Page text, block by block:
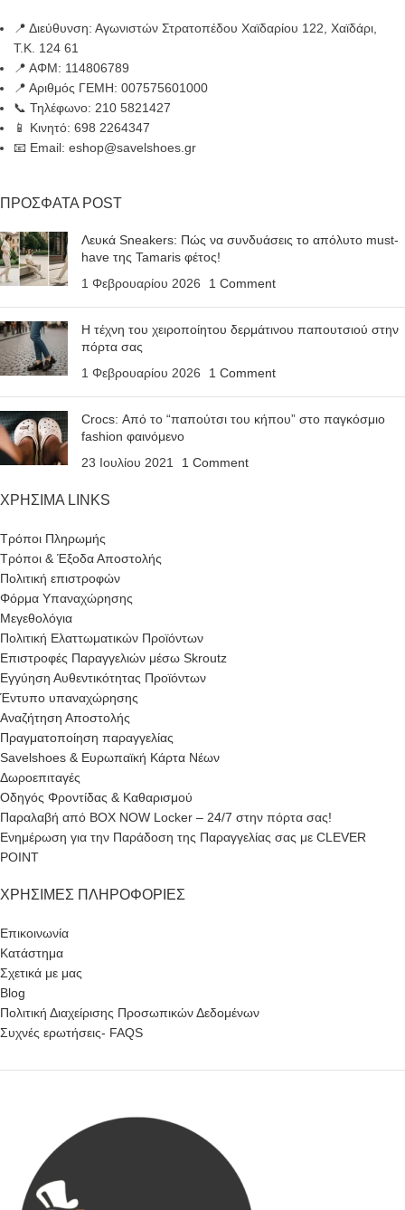
📍 Διεύθυνση: Αγωνιστών Στρατοπέδου Χαϊδαρίου 122, Χαϊδάρι,
Τ.Κ. 124 61
📍 ΑΦΜ: 114806789
📍 Αριθμός ΓΕΜΗ: 007575601000
📞 Τηλέφωνο: 210 5821427
📱 Κινητό: 698 2264347
📧 Email: eshop@savelshoes.gr
ΠΡΟΣΦΑΤΑ POST
Λευκά Sneakers: Πώς να συνδυάσεις το απόλυτο must-
have της Tamaris φέτος!
1 Φεβρουαρίου 2026
1 Comment
Η τέχνη του χειροποίητου δερμάτινου παπουτσιού στην
πόρτα σας
1 Φεβρουαρίου 2026
1 Comment
Crocs: Από το “παπούτσι του κήπου” στο παγκόσμιο
fashion φαινόμενο
23 Ιουλίου 2021
1 Comment
ΧΡΗΣΙΜΑ LINKS
Τρόποι Πληρωμής
Τρόποι & Έξοδα Αποστολής
Πολιτική επιστροφών
Φόρμα Υπαναχώρησης
Μεγεθολόγια
Πολιτική Ελαττωματικών Προϊόντων
Επιστροφές Παραγγελιών μέσω Skroutz
Εγγύηση Αυθεντικότητας Προϊόντων
Έντυπο υπαναχώρησης
Αναζήτηση Αποστολής
Πραγματοποίηση παραγγελίας
Savelshoes & Ευρωπαϊκή Κάρτα Νέων
Δωροεπιταγές
Οδηγός Φροντίδας & Καθαρισμού
Παραλαβή από BOX NOW Locker – 24/7 στην πόρτα σας!
Ενημέρωση για την Παράδοση της Παραγγελίας σας με CLEVER
POINT
ΧΡΉΣΙΜΕΣ ΠΛΗΡΟΦΟΡΊΕΣ
Επικοινωνία
Κατάστημα
Σχετικά με μας
Blog
Πολιτική Διαχείρισης Προσωπικών Δεδομένων
Συχνές ερωτήσεις- FAQS